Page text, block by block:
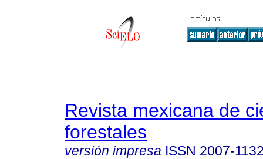
Revista mexicana de
forestales
versión impresa ISSN 2007-